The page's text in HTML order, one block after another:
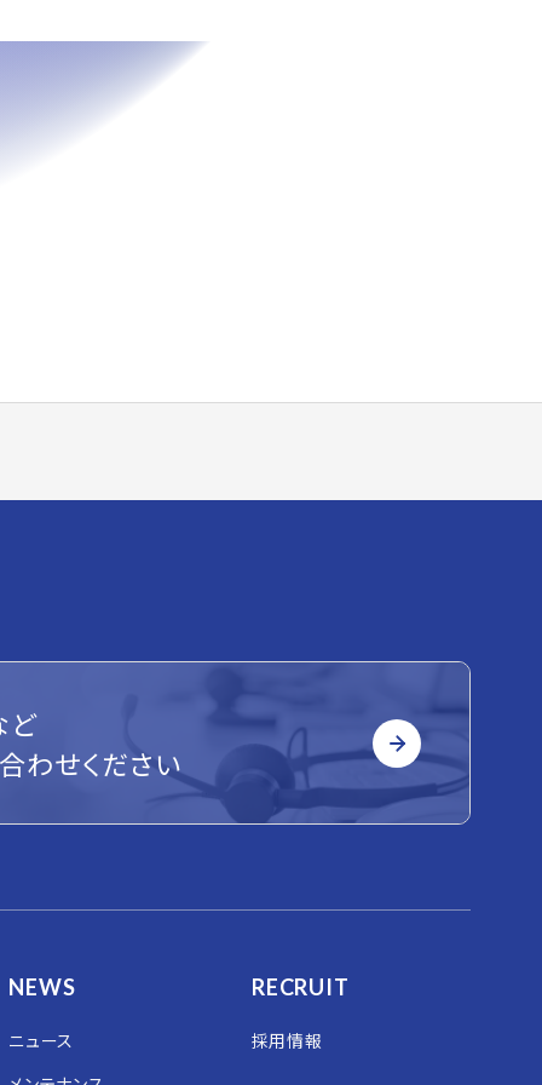
ど
わせください
NEWS
ニュース
RECRUIT
採用情報